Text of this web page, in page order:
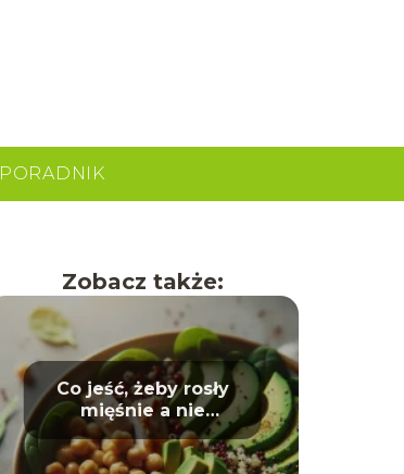
PORADNIK
Zobacz także:
Co jeść, żeby rosły
mięśnie a nie
tłuszcz? Dieta dla
sportowców